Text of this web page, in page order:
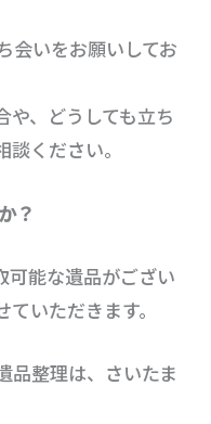
会いをお願いしてお
や、どうしても立ち
ください。
？
可能な遺品がござい
いただきます。
品整理は、さいたま